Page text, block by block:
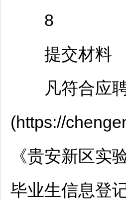
8
提交材料
凡符合应聘
(https://
《贵安新区实
毕业生信息登